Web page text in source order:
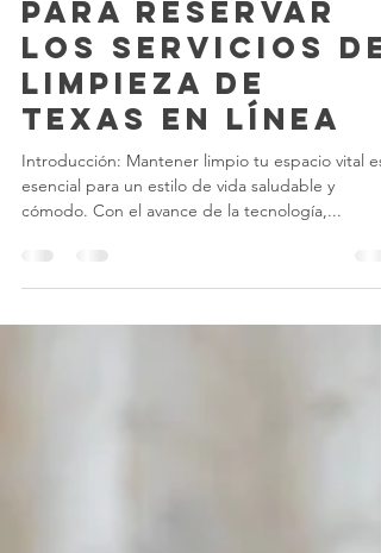
10 dic 2023
2 min de lectura
Guía Sencilla
para Reservar
los Servicios de
Limpieza de
Texas en Línea
Introducción: Mantener limpio tu espacio vital es
cómodo. Con el avance de la tecnología,...